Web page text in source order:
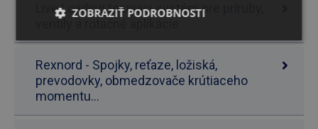
Live Loading tesniaci systém pre príruby,
Rexnord - Spojky, reťaze, ložiská,
prevodovky, obmedzovače krútiaceho
momentu...
ZOBRAZIŤ PODROBNOSTI